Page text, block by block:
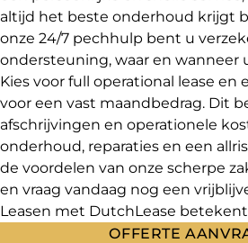
altijd het beste onderhoud krijgt
onze 24/7 pechhulp bent u
ondersteuning, waar en wanneer
Kies voor full operational lease en
voor een vast maandbedrag. Dit
afschrijvingen en operationele
onderhoud, reparaties en een
de voordelen van onze scherpe
en vraag vandaag nog een
Leasen met DutchLease
OFFERTE